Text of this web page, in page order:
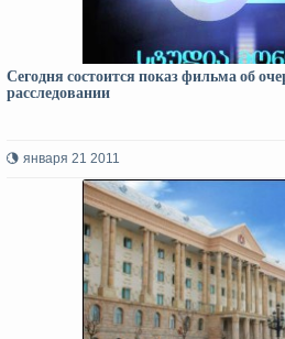
Сегодня состоится показ фильма об
расследовании
января 21 2011